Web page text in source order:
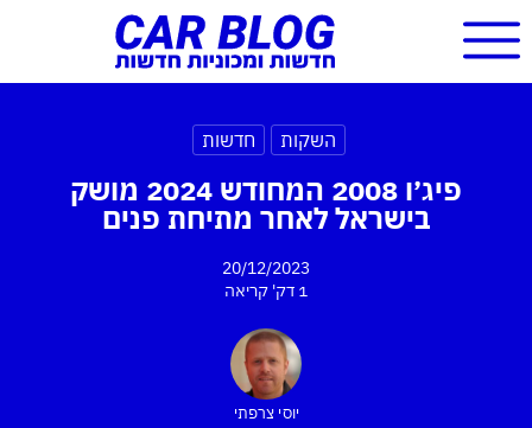
השקות חדשות
פיג׳ו 2008 המחודש 2024 מושק
בישראל לאחר מתיחת פנים
20/12/2023
1 דק'
קריאה
יוסי צרפתי